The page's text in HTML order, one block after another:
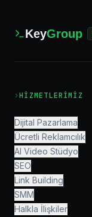
KeyGroup
›HIZMETLERIMIZ
Dijital Pazarlama
Ücretli Reklamcılık
AI Video Stüdyo
SEO
Link Building
SMM
Halkla İlişkiler